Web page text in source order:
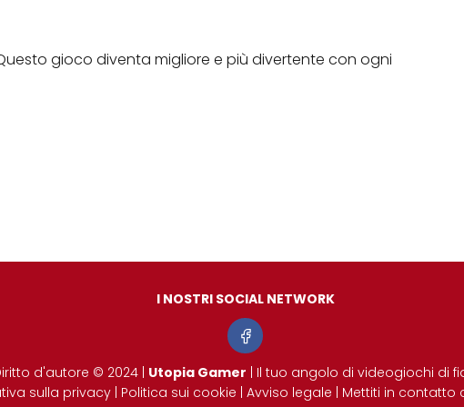
gioco diventa migliore e più divertente con ogni
I NOSTRI SOCIAL NETWORK
d'autore © 2024 | Utopia Gamer | Il tuo angolo di videogiochi di
sulla privacy Politica sui cookie Avviso legale Mettiti in contatto